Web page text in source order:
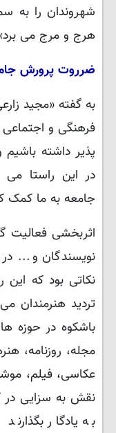
شهروندان را به
هرج و مرج می‌
ضرروت پرورش
به گفته «مجید
فرهنگی و
پذیر داشته
در این راستا
جامعه به ما کمک
اثربخشی فعالیت
نویسندگان و...
نکاتی بود که
تردید هنرمندان
باشکوه در حوزه
مجله، روزنامه،
عکاسی، فیلم،
نقش به سزایی
به یادگار